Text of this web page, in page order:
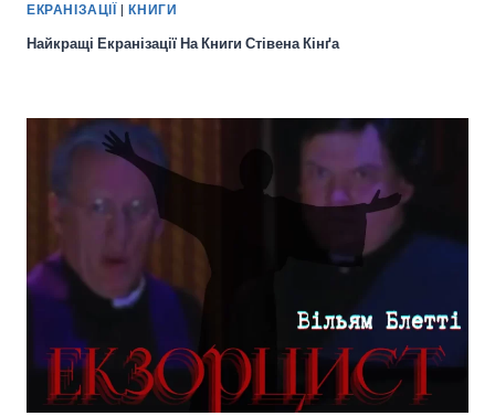
ЕКРАНІЗАЦІЇ |КНИГИ
Найкращі Екранізації На Книги Стівена Кінґа